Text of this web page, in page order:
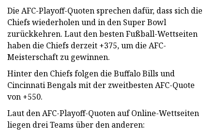
Die AFC-Playoff-Quoten sprechen dafür, dass sich die
Chiefs wiederholen und in den Super Bowl
zurückkehren. Laut den besten Fußball-Wettseiten
haben die Chiefs derzeit +375, um die AFC-
Meisterschaft zu gewinnen.
Hinter den Chiefs folgen die Buffalo Bills und
Cincinnati Bengals mit der zweitbesten AFC-Quote
von +550.
Laut den AFC-Playoff-Quoten auf Online-Wettseiten
liegen drei Teams über den anderen: